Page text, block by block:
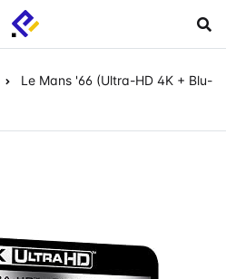
Le Mans '66 (Ultra-HD 4K + Blu-